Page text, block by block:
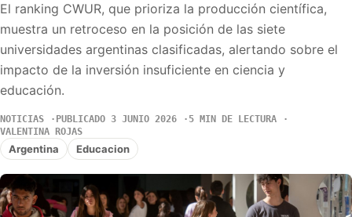
El ranking CWUR, que prioriza la producción científica,
muestra un retroceso en la posición de las siete
universidades argentinas clasificadas, alertando sobre el
impacto de la inversión insuficiente en ciencia y
educación.
NOTICIAS PUBLICADO 3 JUNIO 2026
5 MIN DE LECTURA
VALENTINA ROJAS
Argentina Educacion